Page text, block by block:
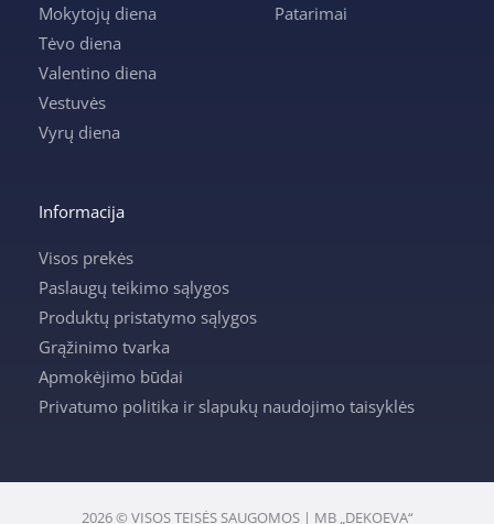
Mokytojų diena
Tėvo diena
Valentino diena
Vestuvės
Vyrų diena
Patarimai
Informacija
Visos prekės
Paslaugų teikimo sąlygos
Produktų pristatymo sąlygos
Grąžinimo tvarka
Apmokėjimo būdai
Privatumo politika ir slapukų naudojimo taisyklės
2026 © VISOS TEISĖS SAUGOMOS | MB „DEKOEVA“